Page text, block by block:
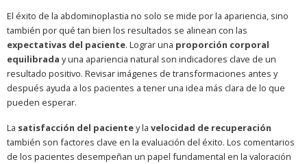
El éxito de la abdominoplastia no solo se mide por la apariencia, sino
también por qué tan bien los resultados se alinean con las
expectativas del paciente. Lograr una proporción corporal
equilibrada y una apariencia natural son indicadores clave de un
resultado positivo. Revisar imágenes de transformaciones antes y
después ayuda a los pacientes a tener una idea más clara de lo que
pueden esperar.
La satisfacción del pacientey la velocidad de recuperación
también son factores clave en la evaluación del éxito. Los comentarios
de los pacientes desempeñan un papel fundamental en la valoración